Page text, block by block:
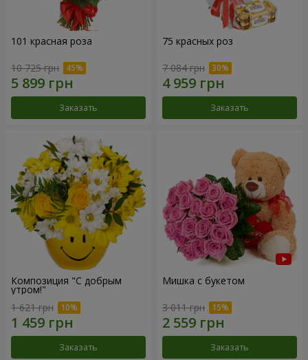
101 красная роза
10 725 грн
Заказать
75 красных роз
7 084 грн
Заказать
Композиция "С добрым
утром!"
1 621 грн
Заказать
Мишка с букетом
3 011 грн
Заказать